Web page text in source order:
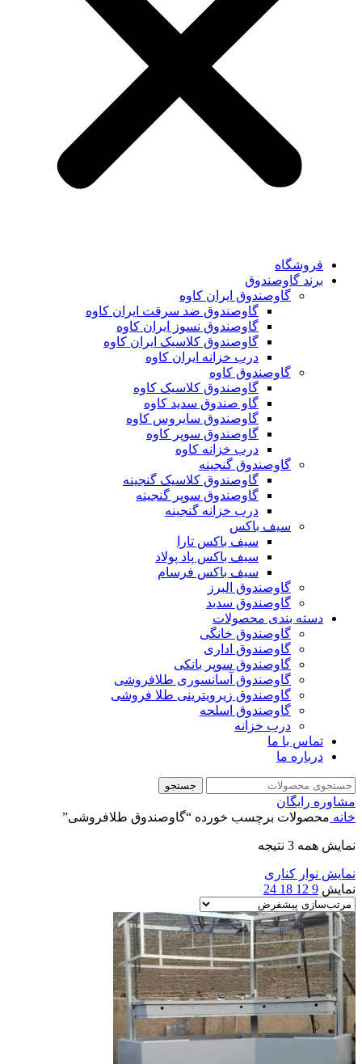
فروشگاه
برند گاوصندوق
گاوصندوق ایران کاوه
گاوصندوق ضد سرقت ایران کاوه
گاوصندوق نسوز ایران کاوه
گاوصندوق کلاسیک ایران کاوه
درب خزانه ایران کاوه
گاوصندوق کاوه
گاوصندوق کلاسیک کاوه
گاو صندوق سدید کاوه
گاوصندوق سایروس کاوه
گاوصندوق سوپر کاوه
درب خزانه کاوه
گاوصندوق گنجینه
گاوصندوق کلاسیک گنجینه
گاوصندوق سوپر گنجینه
درب خزانه گنجینه
سیف باکس
سیف باکس تارا
سیف باکس پاد پولاد
سیف باکس فرسام
گاوصندوق البرز
گاوصندوق سدید
دسته بندی محصولات
گاوصندوق خانگی
گاوصندوق اداری
گاوصندوق سوپر بانکی
گاوصندوق آسانسوری طلافروشی
گاوصندوق زیرویترینی طلا فروشی
گاوصندوق اسلحه
درب خزانه
تماس با ما
درباره ما
جستجو
مشاوره رایگان
خانه محصولات برچسب خورده “گاوصندوق طلافروشی”
نمایش همه 3 نتیجه
نمایش نوار کناری
نمایش 9
12
18
24